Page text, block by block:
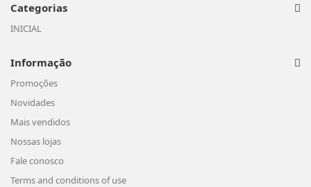
Categorias
INICIAL
Informação
Promoções
Novidades
Mais vendidos
Nossas lojas
Fale conosco
Terms and conditions of use